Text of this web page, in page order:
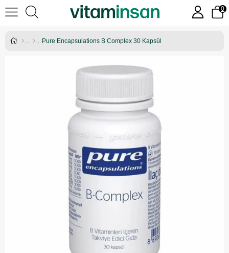
0
Pure Encapsulations B Complex 30 Kapsül